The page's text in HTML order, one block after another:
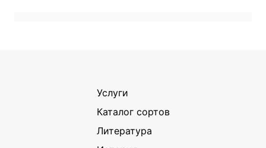
Услуги
Каталог сортов
Литература